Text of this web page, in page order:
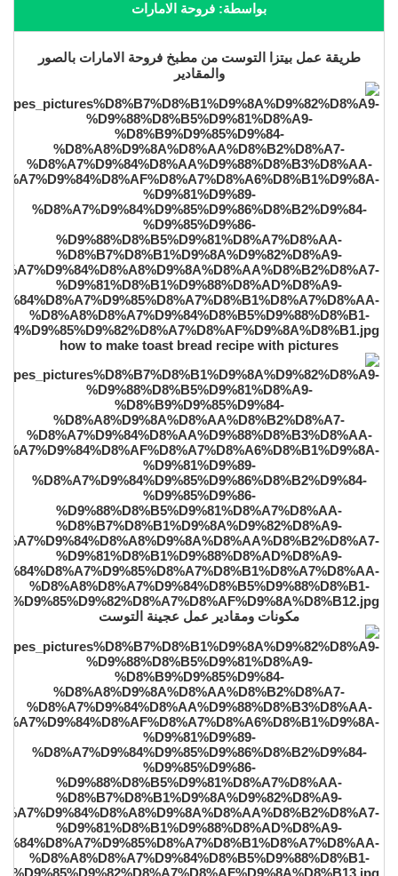
بواسطة: فروحة الامارات
طريقة عمل بيتزا التوست من مطبخ فروحة الامارات بالصور
والمقادير
how to make toast bread recipe with pictures
مكونات ومقادير عمل عجينة التوست